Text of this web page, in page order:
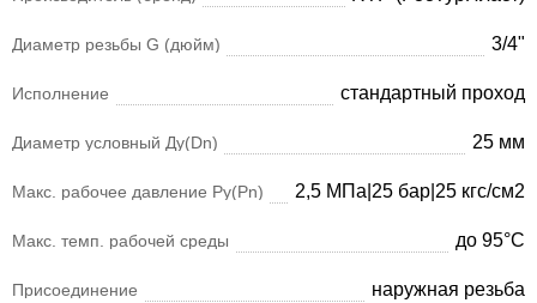
Диаметр резьбы G (дюйм) 3/4"
Исполнение стандартный проход
Диаметр условный Ду(Dn) 25 мм
Макс. рабочее давление Ру(Pn) 2,5 МПа|25 бар|25 кгс/см2
Макс. темп. рабочей среды до 95°С
Присоединение наружная резьба